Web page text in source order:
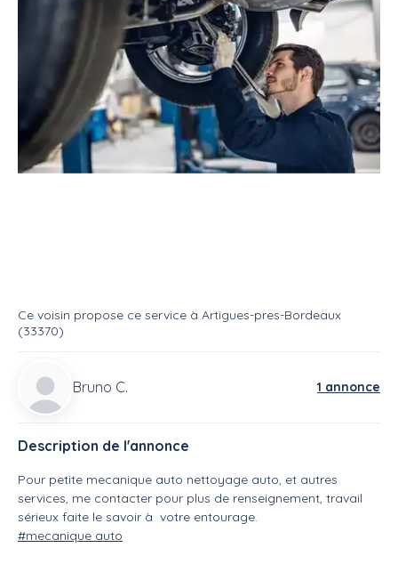
Mécanique et autres reparations
Mecanique auto
Ce voisin propose ce service à Artigues-pres-Bordeaux
(33370)
Bruno C. 1 annonce
Description de l'annonce
Pour petite mecanique auto nettoyage auto, et autres
services, me contacter pour plus de renseignement, travail
sérieux faite le savoir à votre entourage.
#mecanique auto